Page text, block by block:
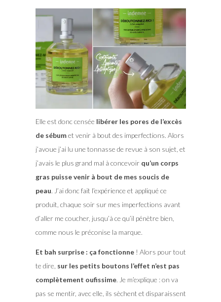
Elle est donc censée libérer les pores de l’excès
de sébumet venir à bout des imperfections. Alors
j’avoue j’ai lu une tonnasse de revue à son sujet, et
j’avais le plus grand mal à concevoir qu’un corps
gras puisse venir à bout de mes soucis de
peau. J’ai donc fait l’expérience et appliqué ce
produit, chaque soir sur mes imperfections avant
d’aller me coucher, jusqu’à ce qu’il pénètre bien,
comme nous le préconise la marque.
Et bah surprise : ça fonctionne! Alors pour tout
te dire, sur les petits boutons l’effet n’est pas
complètement oufissime. Je m’explique : on va
pas se mentir, avec elle, ils sèchent et disparaissent